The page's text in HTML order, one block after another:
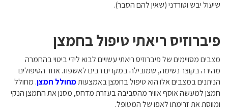
שיעול יבש וטורדני (שאין להם הסבר).
פיברוזיס ריאתי טיפול בחמצן
מצבים מסויימים של פיברוזיס ריאתי עשויים לבוא לידי ביטוי בהחמרה
מהירה בקוצר נשימה, שמובילה במקרים רבים לאשפוז. אחד הטיפולים
הניתנים במצבים אלו הוא טיפול בחמצן באמצעותמחולל חמצן. מחולל
חמצן למעשה אוסף אוויר מהסביבה בעזרת מדחס, מסנן את החמצן הנקי
ומווסת את זרימתו לאפו של המטופל.